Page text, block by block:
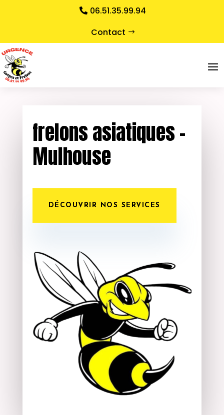
06.51.35.99.94
Contact
frelons asiatiques –
Mulhouse
DÉCOUVRIR NOS SERVICES